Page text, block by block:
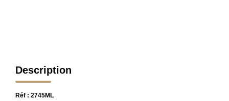
Description
Réf : 2745ML